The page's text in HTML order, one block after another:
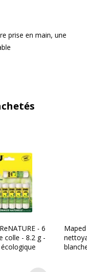
prise en main, une
- 6
colle - 8.2 g -